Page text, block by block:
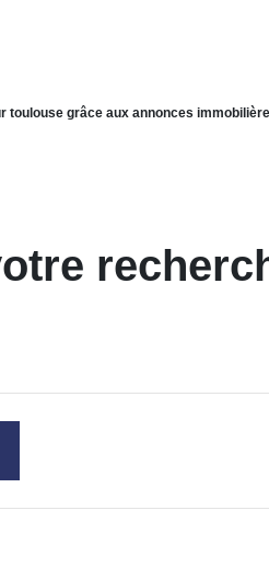
grâce aux annonces